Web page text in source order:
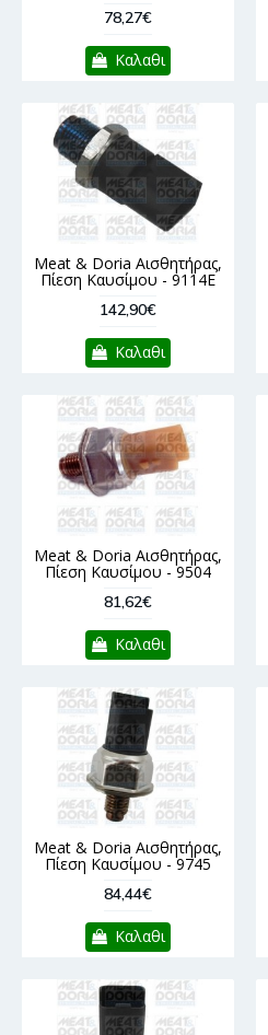
78,27€
Καλαθι
Meat & Doria Αισθητήρας,
Πίεση Καυσίμου - 9114E
142,90€
Καλαθι
Meat & Doria Αισθητήρας,
Πίεση Καυσίμου - 9504
81,62€
Καλαθι
Meat & Doria Αισθητήρας,
Πίεση Καυσίμου - 9745
84,44€
Καλαθι